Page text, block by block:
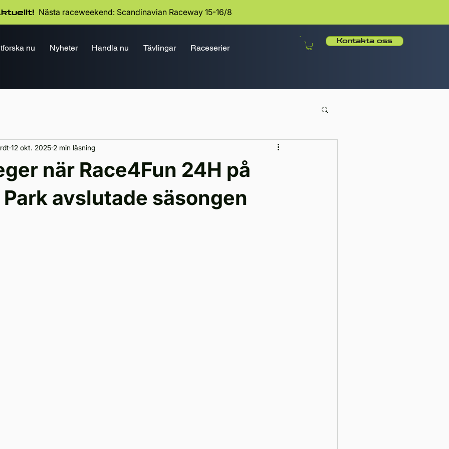
Nästa raceweekend: Scandinavian Raceway 15-16/8
nu Nyheter Handla nu Tävlingar Raceserier
Kontakta oss
när Race4Fun 24H på
avslutade säsongen
12 okt. 2025 2 min läsning